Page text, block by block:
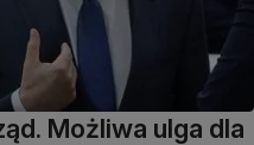
Możliwa ulga dla